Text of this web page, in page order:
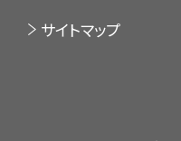
サイトマップ